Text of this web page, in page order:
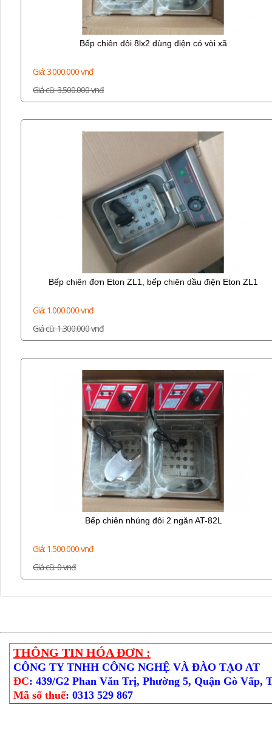
Bếp chiên đôi 8lx2 dùng điện có vòi xã
Giá: 3.000.000 vnđ
Giá cũ: 3.500.000 vnđ
Bếp chiên đơn Eton ZL1, bếp chiên dầu điện Eton ZL1
Giá: 1.000.000 vnđ
Giá cũ: 1.300.000 vnđ
Bếp chiên nhúng đôi 2 ngăn AT-82L
Giá: 1.500.000 vnđ
Giá cũ: 0 vnđ
THÔNG TIN HÓA ĐƠN :
CÔNG TY TNHH CÔNG NGHỆ VÀ ĐÀO TẠO AT
ĐC: 439/G2 Phan Văn Trị, Phường 5, Quận Gò Vấp,
Mã số thuế: 0313 529 867